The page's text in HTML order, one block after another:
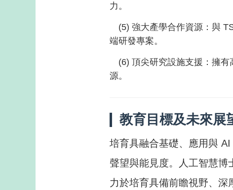
力。
(5) 強大產學合作資源：與
端研發專案。
(6) 頂尖研究設施支援：擁有
源。
教育目標及未來展
培育具融合基礎、應用與
聲望與能見度。人工智慧
力於培育具備前瞻視野、